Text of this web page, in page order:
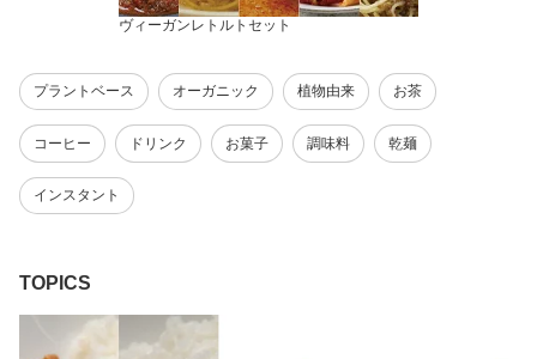
ヴィーガンレトルトセット
プラントベース オーガニック 植物由来 お茶
コーヒー ドリンク お菓子 調味料 乾麺
インスタント
TOPICS